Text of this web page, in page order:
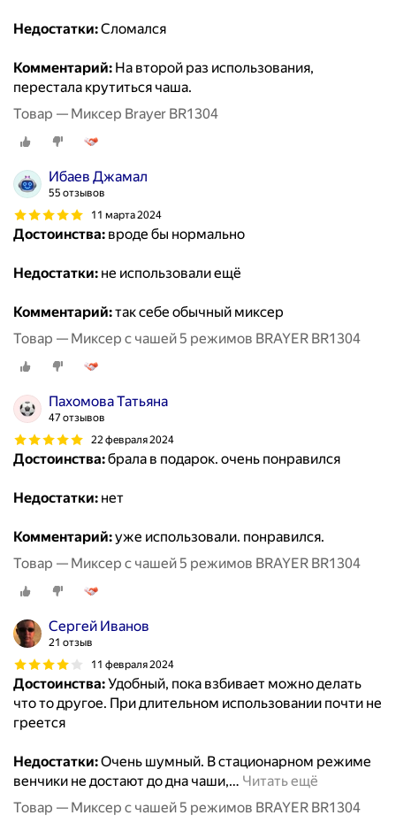
Недостатки:Сломался
Комментарий: На второй раз использования,
перестала крутиться чаша.
Товар — Миксер Brayer BR1304
Ибаев Джамал
55 отзывов
11 марта 2024
Достоинства: вроде бы нормально
Недостатки: не использовали ещё
Комментарий:так себе обычный миксер
Товар — Миксер с чашей 5 режимов BRAYER BR1304
Пахомова Татьяна
47 отзывов
22 февраля 2024
Достоинства:брала в подарок. очень понравился
Недостатки: нет
Комментарий:уже использовали. понравился.
Товар — Миксер с чашей 5 режимов BRAYER BR1304
Сергей Иванов
21 отзыв
11 февраля 2024
Достоинства:Удобный, пока взбивает можно делать
что то другое. При длительном использовании почти не
греется
Недостатки:Очень шумный. В стационарном режиме
венчики не достают до дна чаши,… Читать ещё
Товар — Миксер с чашей 5 режимов BRAYER BR1304